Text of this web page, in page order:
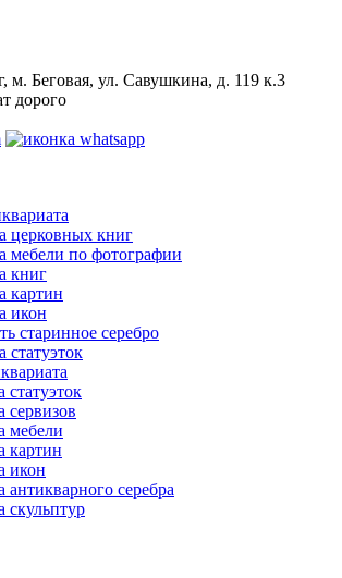
м. Беговая, ул. Савушкина, д. 119 к.3
дорого
церковных книг
мебели по фотографии
книг
картин
икон
старинное серебро
статуэток
статуэток
сервизов
мебели
картин
икон
антикварного серебра
скульптур